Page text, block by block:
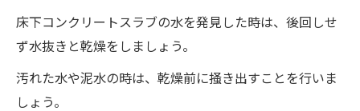
床下コンクリートスラブの水を発見した時は、後回しせ
ず水抜きと乾燥をしましょう。
汚れた水や泥水の時は、乾燥前に掻き出すことを行いま
しょう。